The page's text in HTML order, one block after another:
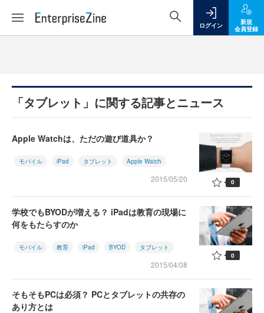
ログイン
新規
会員登録
「タブレット」に関する記事とニュース
Apple Watchは、ただの遊び道具か？
モバイル iPad タブレット Apple Watch
2015/05/20 0
学校でもBYODが増える？ iPadは教育の現場に
何をもたらすのか
モバイル 教育 iPad BYOD タブレット
2015/04/08
0
そもそもPCは必須？ PCとタブレットの共存の
あり方とは